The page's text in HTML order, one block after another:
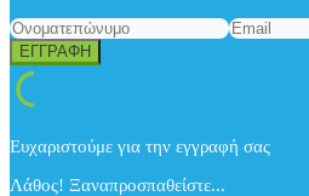
Ευχαριστούμε για την εγγραφή σας
Λάθος! Ξαναπροσπαθείστε...